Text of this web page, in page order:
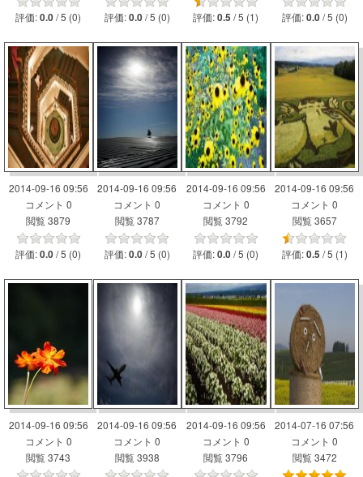
評価:0.0 / 5 (0) 評価:0.0 / 5 (0) 評価:0.5 / 5 (1) 評価:0.0 / 5 (0)
2014-09-16 09:56
コメント 0
閲覧 3879
評価:0.0 / 5 (0)
2014-09-16 09:56
コメント 0
閲覧 3787
評価:0.0 / 5 (0)
2014-09-16 09:56
コメント 0
閲覧 3792
評価:0.0 / 5 (0)
2014-09-16 09:56
コメント 0
閲覧 3657
評価:0.5 / 5 (1)
2014-09-16 09:56
コメント 0
閲覧 3743
2014-09-16 09:56
コメント 0
閲覧 3938
2014-09-16 09:56
コメント 0
閲覧 3796
2014-07-16 07:56
コメント 0
閲覧 3472